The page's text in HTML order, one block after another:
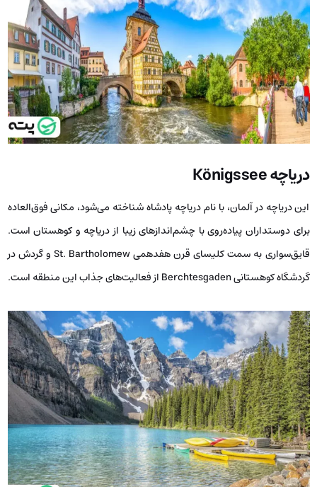
دریاچهKönigssee
این دریاچه در آلمان، با نام دریاچه پادشاه شناخته می‌شود، مکانی فوق‌العاده
برای دوستداران پیاده‌روی با چشم‌اندازهای زیبا از دریاچه و کوهستان است.
قایق‌سواری به سمت کلیسای قرن هفدهمی St. Bartholomew و گردش در
گردشگاه کوهستانی Berchtesgaden از فعالیت‌های جذاب این منطقه است.